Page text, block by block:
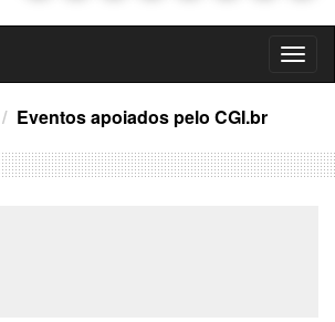
Eventos apoiados pelo CGI.br